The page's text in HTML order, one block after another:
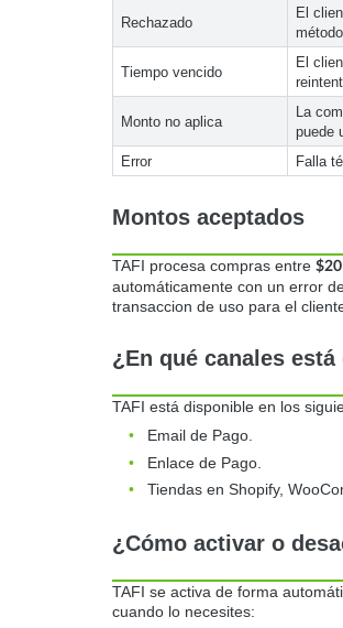
Rechazado
El
método.
Tiempo vencido
El
Monto no aplica
La
puede
Error
Falla
Montos aceptados
TAFI procesa compras entre
automáticamente con un error
transaccion de uso para el
¿En qué canales
TAFI está disponible en los
•
Email de Pago.
•
Enlace de Pago.
•
Tiendas en Shopify,
¿Cómo activar o
TAFI se activa de forma
cuando lo necesites: